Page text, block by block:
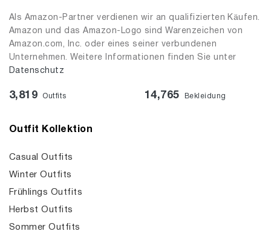
Als Amazon-Partner verdienen wir an qualifizierten Käufen.
Amazon und das Amazon-Logo sind Warenzeichen von
Amazon.com, Inc. oder eines seiner verbundenen
Unternehmen. Weitere Informationen finden Sie unter
Datenschutz
3,819 Outfits 14,765 Bekleidung
Outfit Kollektion
Casual Outfits
Winter Outfits
Frühlings Outfits
Herbst Outfits
Sommer Outfits